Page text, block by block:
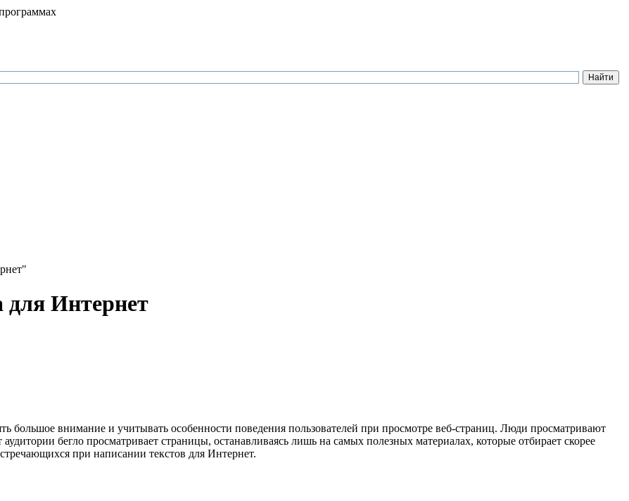
Интернет
большое внимание и учитывать особенности поведения пользователей при просмотре веб-страниц. Люди просматривают
бегло просматривает страницы, останавливаясь лишь на самых полезных материалах, которые отбирает скорее
при написании текстов для Интернет.